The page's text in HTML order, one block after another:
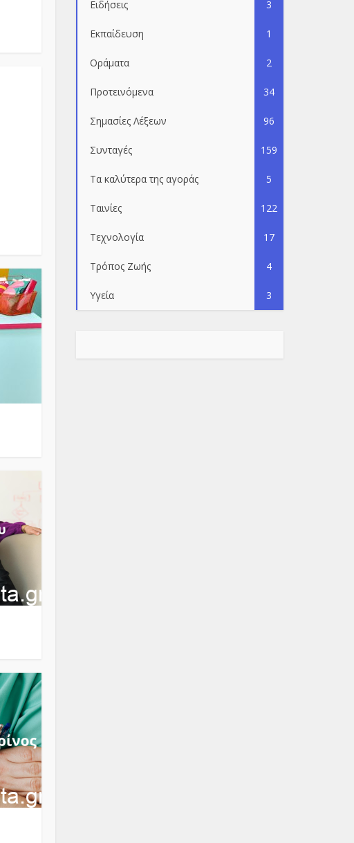
Ειδήσεις 3
Εκπαίδευση 1
Οράματα 2
Προτεινόμενα 34
Σημασίες Λέξεων 96
Συνταγές 159
Τα καλύτερα της αγοράς 5
Ταινίες 122
Τεχνολογία 17
Τρόπος Ζωής 4
Υγεία 3